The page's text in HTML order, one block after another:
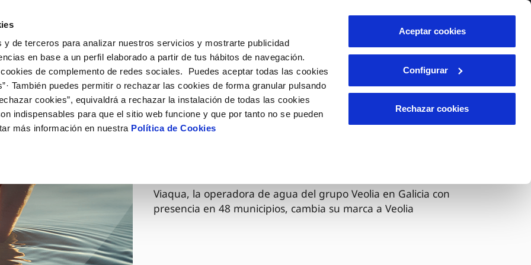
y de terceros para analizar nuestros servicios y mostrarte publicidad
en base a un perfil elaborado a partir de tus hábitos de navegación.
de complemento de redes sociales. Puedes aceptar todas las cookies
También puedes permitir o rechazar las cookies de forma granular pulsando
cookies”, equivaldrá a rechazar la instalación de todas las cookies
indispensables para que el sitio web funcione y que por tanto no se pueden
más información en nuestra Política de Cookies
Aceptar cookies
Configurar
Rechazar cookies
de titular
de suministro
MODIFICACIÓN DE DATOS
Actualizar datos bancarios
Actualizar datos de domicilio
INCIDENCIAS
Comunica anomalías o posibles
VER TODAS LAS GESTIONES
Tu Servicio
AL CLIENTE
de contacto
de fuga interior
COMPROMISO DE SERVICIO
Carta de compromisos
Customer Counsel (Defensa del
Programa CONTIGO
Tu Agua
calidad del agua
CUIDADOS DEL AGUA
Consejos de ahorro
Cuidados de los sumideros
Conócenos
COMPROMISOS
ambiente
Área de clientes
03 DIC 2025
Viaqua, la operadora de agua del grupo Veolia en Galicia con
presencia en 48 municipios, cambia su marca a Veolia